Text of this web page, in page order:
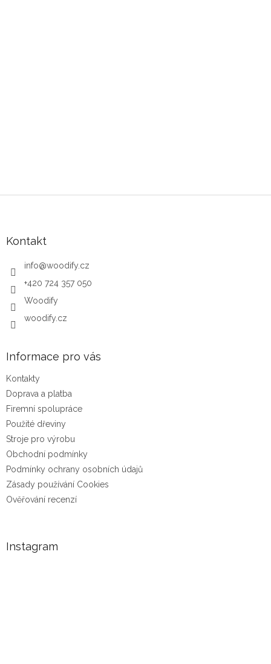
Kontakt
info@woodify.cz
+420 724 357 050
Woodify
woodify.cz
Informace pro vás
Kontakty
Doprava a platba
Firemní spolupráce
Použité dřeviny
Stroje pro výrobu
Obchodní podmínky
Podmínky ochrany osobních údajů
Zásady používání Cookies
Ověřování recenzí
Instagram